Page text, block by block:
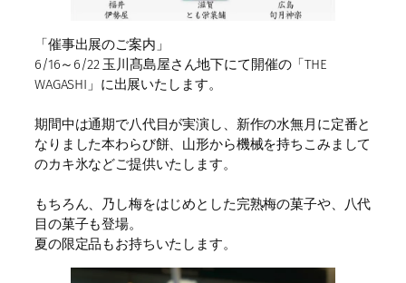
「催事出展のご案内」
6/16～6/22 玉川髙島屋さん地下にて開催の「THE
WAGASHI」に出展いたします。
期間中は通期で八代目が実演し、新作の水無月に定番と
なりました本わらび餅、山形から機械を持ちこみまして
のカキ氷などご提供いたします。
もちろん、乃し梅をはじめとした完熟梅の菓子や、八代
目の菓子も登場。
夏の限定品もお持ちいたします。